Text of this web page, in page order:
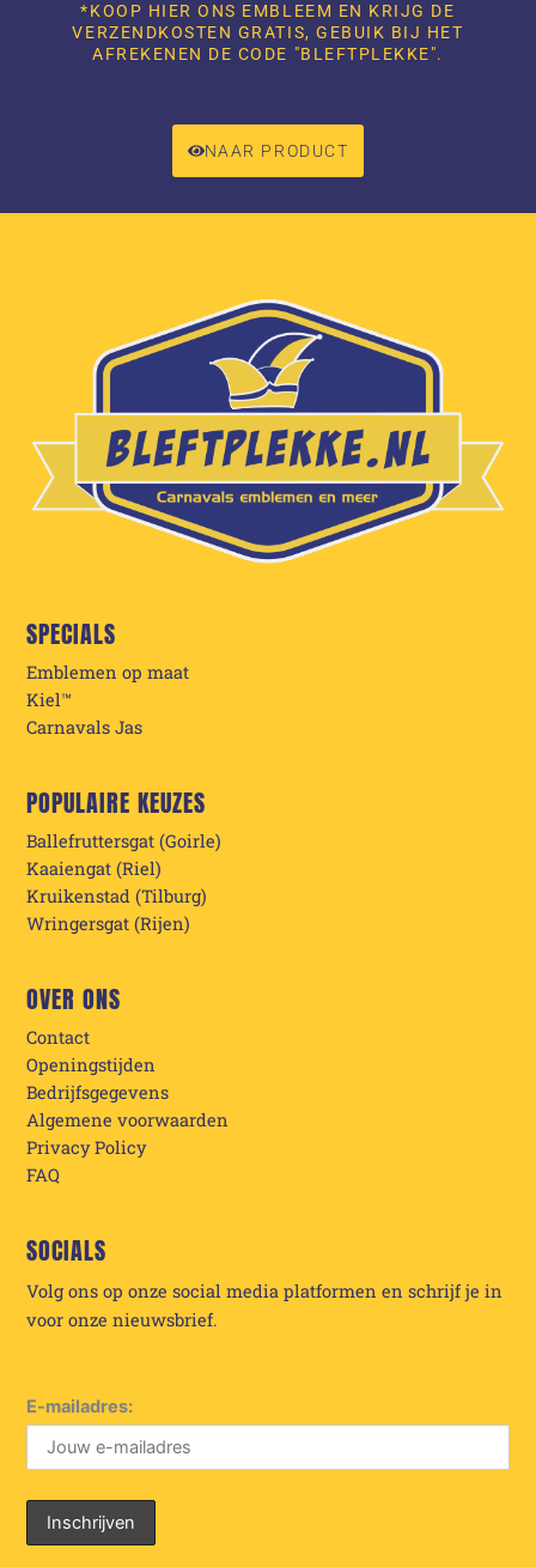
*KOOP HIER ONS EMBLEEM EN KRIJG DE
VERZENDKOSTEN GRATIS, GEBUIK BIJ HET
AFREKENEN DE CODE "BLEFTPLEKKE".
NAAR PRODUCT
SPECIALS
Emblemen op maat
Kiel™
Carnavals Jas
POPULAIRE KEUZES
Ballefruttersgat (Goirle)
Kaaiengat (Riel)
Kruikenstad (Tilburg)
Wringersgat (Rijen)
OVER ONS
Contact
Openingstijden
Bedrijfsgegevens
Algemene voorwaarden
Privacy Policy
FAQ
SOCIALS
Volg ons op onze social media platformen en schrijf je in
voor onze nieuwsbrief.
E-mailadres: